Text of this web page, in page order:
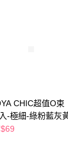
款，方視為交易完
立刻繳費，但若您
之訂單仍視為有
)免運費
CHIC超值O束
-極細-綠粉藍灰